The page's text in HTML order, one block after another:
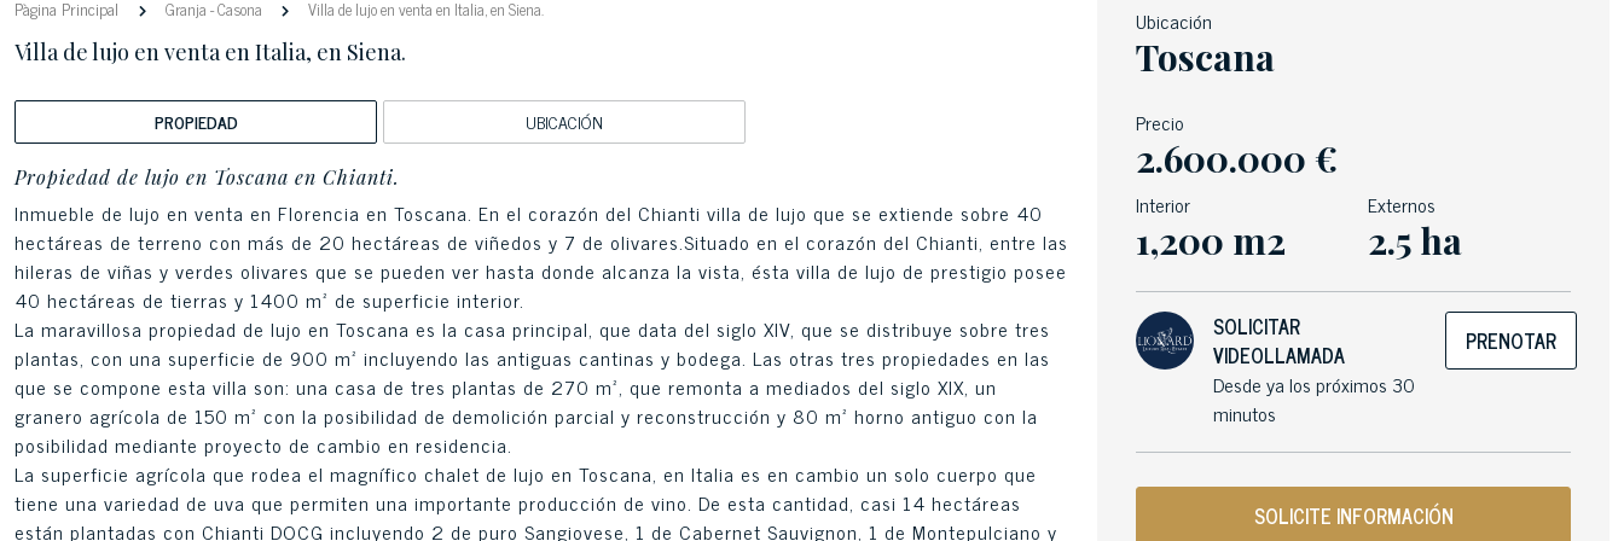
Pàgina Principal Granja-Casona Villa de lujo en venta en Italia, en Siena.
Villa de lujo en venta en Italia, en Siena.
PROPIEDAD UBICACIÓN
Propiedad de lujo en Toscana en Chianti.
Inmueble de lujo en venta en Florencia en Toscana. En el corazón del Chianti villa de lujo que se extiende sobre 40
hectáreas de terreno con más de 20 hectáreas de viñedos y 7 de olivares.Situado en el corazón del Chianti, entre las
hileras de viñas y verdes olivares que se pueden ver hasta donde alcanza la vista, ésta villa de lujo de prestigio posee
40 hectáreas de tierras y 1400 m² de superficie interior.
La maravillosa propiedad de lujo en Toscana es la casa principal, que data del siglo XIV, que se distribuye sobre tres
plantas, con una superficie de 900 m² incluyendo las antiguas cantinas y bodega. Las otras tres propiedades en las
que se compone esta villa son: una casa de tres plantas de 270 m², que remonta a mediados del siglo XIX, un
granero agrícola de 150 m² con la posibilidad de demolición parcial y reconstrucción y 80 m² horno antiguo con la
posibilidad mediante proyecto de cambio en residencia.
La superficie agrícola que rodea el magnífico chalet de lujo en Toscana, en Italia es en cambio un solo cuerpo que
tiene una variedad de uva que permiten una importante producción de vino. De esta cantidad, casi 14 hectáreas
están plantadas con Chianti DOCG incluyendo 2 de puro Sangiovese, 1 de Cabernet Sauvignon, 1 de Montepulciano y
Ubicación
Toscana
Precio
2.600.000 €
Interior
1,200 m2
Externos
2.5 ha
SOLICITAR
VIDEOLLAMADA
Desde ya los próximos 30
minutos
PRENOTAR
SOLICITE INFORMACIÓN